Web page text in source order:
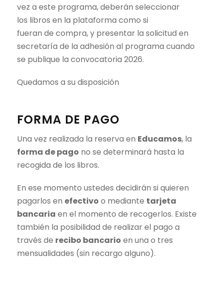
vez a este programa, deberán seleccionar
los libros en la plataforma como si
fueran de compra, y presentar la solicitud en
secretaría de la adhesión al programa cuando
se publique la convocatoria 2026.
Quedamos a su disposición
FORMA DE PAGO
Una vez realizada la reserva en Educamos, la
forma de pago no se determinará hasta la
recogida de los libros.
En ese momento ustedes decidirán si quieren
pagarlos en efectivo o mediante tarjeta
bancaria en el momento de recogerlos. Existe
también la posibilidad de realizar el pago a
través de recibo bancario en una o tres
mensualidades (sin recargo alguno).